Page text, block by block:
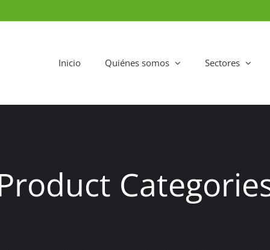
Inicio Quiénes somos Sectores